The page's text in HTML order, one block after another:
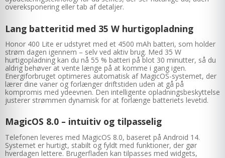
overeksponering eller tab af detaljer.
Lang batteritid med 35 W hurtigopladning
Honor 400 Lite er udstyret med et 4500 mAh batteri, som holder
strøm dagen igennem – selv ved aktiv brug. Med 35 W
hurtigopladning kan du nå 55 % batteri på blot 30 minutter, så du
aldrig behøver at vente længe på at komme i gang igen.
Energiforbruget optimeres automatisk af MagicOS-systemet, der
lærer dine vaner og forlænger driftstiden uden at gå på
kompromis med ydeevnen. Den intelligente opladningsbeskyttelse
justerer strømmen dynamisk for at forlænge batteriets levetid.
MagicOS 8.0 – intuitiv og tilpasselig
Telefonen leveres med MagicOS 8.0, baseret på Android 14.
Systemet er hurtigt, stabilt og fyldt med funktioner, der gør
hverdagen lettere. Brugerfladen kan tilpasses med widgets,